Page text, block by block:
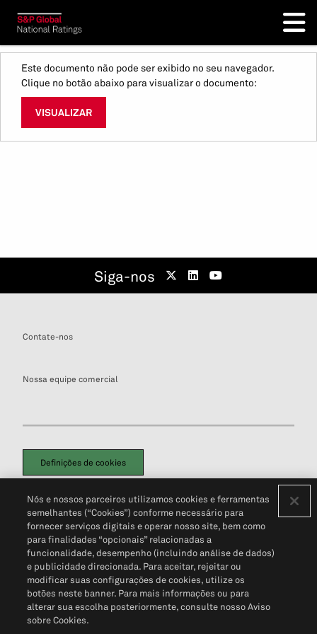
Este documento não pode ser exibido no seu navegador.
Clique no botão abaixo para visualizar o documento:
VISUALIZAR
Siga-nos
Contate-nos
Nossa equipe comercial
Definições de cookies
Política de PrivacidadePortal de privacidade do cliente (em inglês)
Não Venda Minhas Informações Pessoais© 2026 S&P Global
Nós e nossos parceiros utilizamos cookies e ferramentas
semelhantes (“Cookies”) conforme necessário para
fornecer serviços digitais e operar nosso site, bem como
para finalidades “opcionais” relacionadas a
funcionalidade, desempenho (incluindo análise de dados)
e publicidade direcionada. Para aceitar, rejeitar ou
modificar suas configurações de cookies, utilize os
botões neste banner. Para mais informações ou para
alterar sua escolha posteriormente, consulte nosso Aviso
sobre Cookies.